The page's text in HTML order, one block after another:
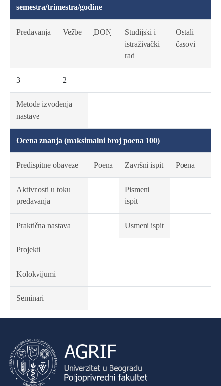
semestra/trimestra/godine
Predavanja Vežbe DON
Studijski i
istraživački
rad
Ostali
časovi
3 2
Metode izvođenja
nastave
Ocena znanja (maksimalni broj poena 100)
Predispitne obaveze Poena Završni ispit Poena
Aktivnosti u toku
predavanja
Pismeni
ispit
Praktična nastava Usmeni ispit
Projekti
Kolokvijumi
Seminari